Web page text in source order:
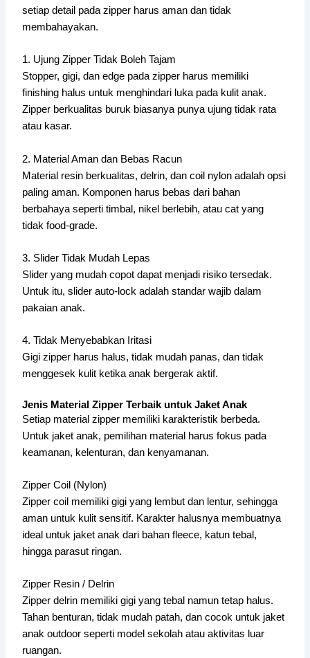
setiap detail pada zipper harus aman dan tidak
membahayakan.
1. Ujung Zipper Tidak Boleh Tajam
Stopper, gigi, dan edge pada zipper harus memiliki
finishing halus untuk menghindari luka pada kulit anak.
Zipper berkualitas buruk biasanya punya ujung tidak rata
atau kasar.
2. Material Aman dan Bebas Racun
Material resin berkualitas, delrin, dan coil nylon adalah opsi
paling aman. Komponen harus bebas dari bahan
berbahaya seperti timbal, nikel berlebih, atau cat yang
tidak food-grade.
3. Slider Tidak Mudah Lepas
Slider yang mudah copot dapat menjadi risiko tersedak.
Untuk itu, slider auto-lock adalah standar wajib dalam
pakaian anak.
4. Tidak Menyebabkan Iritasi
Gigi zipper harus halus, tidak mudah panas, dan tidak
menggesek kulit ketika anak bergerak aktif.
Jenis Material Zipper Terbaik untuk Jaket Anak
Setiap material zipper memiliki karakteristik berbeda.
Untuk jaket anak, pemilihan material harus fokus pada
keamanan, kelenturan, dan kenyamanan.
Zipper Coil (Nylon)
Zipper coil memiliki gigi yang lembut dan lentur, sehingga
aman untuk kulit sensitif. Karakter halusnya membuatnya
ideal untuk jaket anak dari bahan fleece, katun tebal,
hingga parasut ringan.
Zipper Resin / Delrin
Zipper delrin memiliki gigi yang tebal namun tetap halus.
Tahan benturan, tidak mudah patah, dan cocok untuk jaket
anak outdoor seperti model sekolah atau aktivitas luar
ruangan.